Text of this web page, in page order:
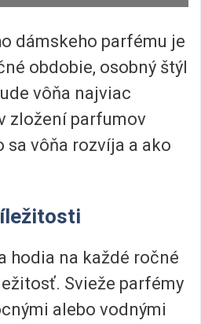
dámskeho parfému je
obdobie, osobný štýl
vôňa najviac
zložení parfumov
sa vôňa rozvíja a ako
hodia na každé ročné
Svieže parfémy
alebo vodnými